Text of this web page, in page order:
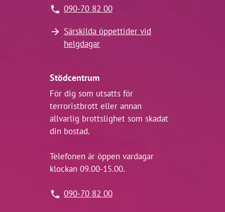
090-70 82 00
Särskilda öppettider vid
helgdagar
Stödcentrum
För dig som utsatts för
terroristbrott eller annan
allvarlig brottslighet som skadat
din bostad.
Telefonen är öppen vardagar
klockan 09.00-15.00.
090-70 82 00